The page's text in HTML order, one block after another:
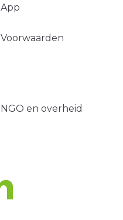
App
Voorwaarden
NGO en overheid